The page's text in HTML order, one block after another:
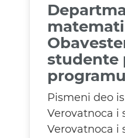
studente
programu
Pismeni deo
Verovatnoca i
Verovatnoca i